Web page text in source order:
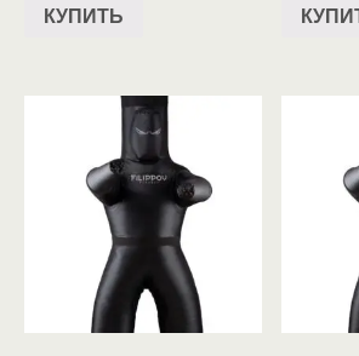
КУПИТЬ